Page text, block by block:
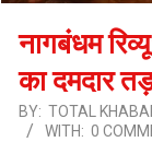
नागबंधम
का दमदार
BY: TOTAL
WITH: 0